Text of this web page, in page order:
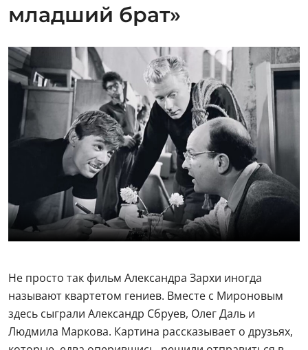
младший брат»
Не просто так фильм Александра Зархи иногда
называют квартетом гениев. Вместе с Мироновым
здесь сыграли Александр Сбруев, Олег Даль и
Людмила Маркова. Картина рассказывает о друзьях,